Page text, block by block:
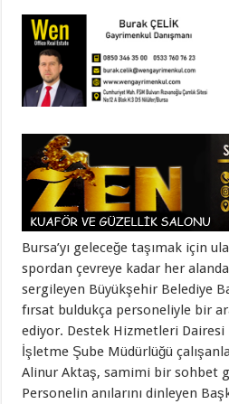
Bursa’yı geleceğe taşımak için
spordan çevreye kadar her
sergileyen Büyükşehir Belediye
fırsat buldukça personeliyle bir
ediyor. Destek Hizmetleri Dairesi
İşletme Şube Müdürlüğü
Alinur Aktaş, samimi bir sohbet
Personelin anılarını dinleyen